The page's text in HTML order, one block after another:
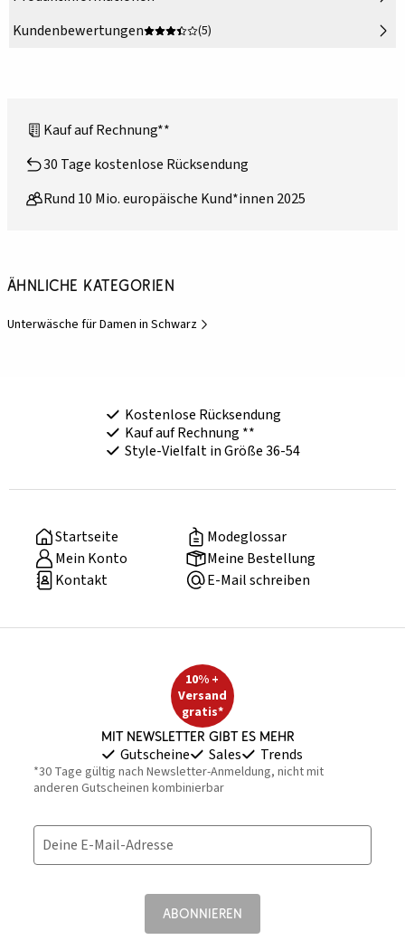
Kundenbewertungen
(5)
Kauf auf Rechnung**
30 Tage kostenlose Rücksendung
Rund 10 Mio. europäische Kund*innen 2025
Ähnliche Kategorien
Unterwäsche für Damen in Schwarz
Kostenlose Rücksendung
Kauf auf Rechnung **
Style-Vielfalt in Größe 36-54
Startseite
Modeglossar
Mein Konto
Meine Bestellung
Kontakt
E-Mail schreiben
10% +
Versand
gratis*
Mit Newsletter gibt es mehr
Gutscheine Sales Trends
*30 Tage gültig nach Newsletter-Anmeldung, nicht mit
anderen Gutscheinen kombinierbar
Deine E-Mail-Adresse
ABONNIEREN